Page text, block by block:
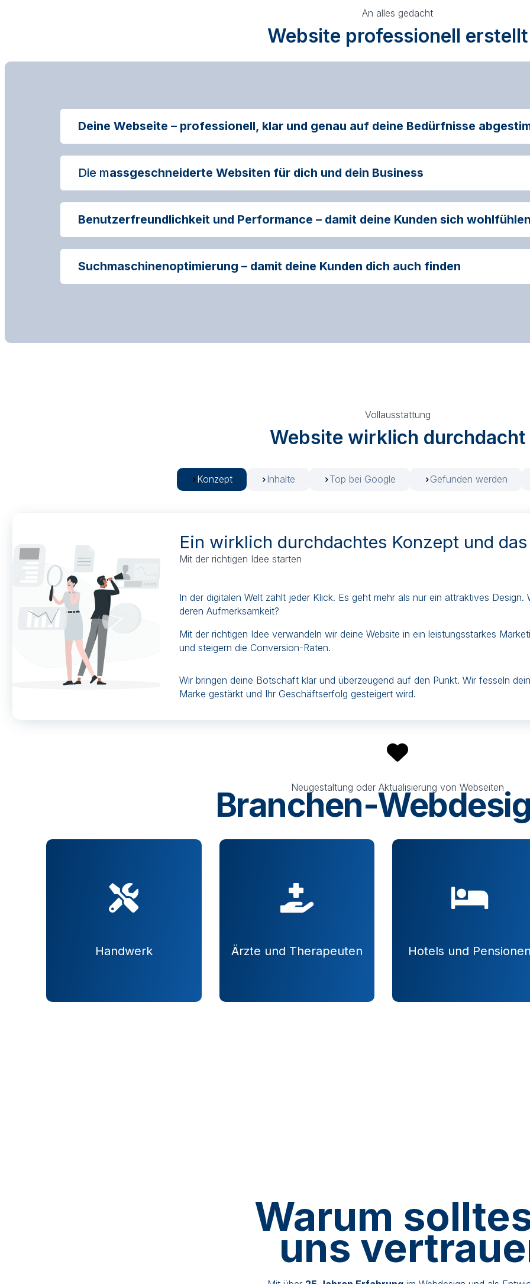
An alles gedacht
Website professionell erstellt
Deine Webseite – professionell, klar und genau auf deine Bedürfnisse
Die massgeschneiderte Websiten für dich und dein Business
Benutzerfreundlichkeit und Performance – damit deine Kunden sich wohlfühlen
Suchmaschinenoptimierung – damit deine Kunden dich auch finden
Vollausstattung
Website wirklich durchdacht
Konzept Inhalte Top bei Google Gefunden werden
Ein wirklich durchdachtes Konzept und
Mit der richtigen Idee starten
In der digitalen Welt zählt jeder Klick. Es geht mehr als nur ein attraktives
deren Aufmerksamkeit?
Mit der richtigen Idee verwandeln wir deine Website in ein leistungsstarkes
und steigern die Conversion-Raten.
Wir bringen deine Botschaft klar und überzeugend auf den Punkt. Wir fesseln
Marke gestärkt und Ihr Geschäftserfolg gesteigert wird.
Neugestaltung oder Aktualisierung von Webseiten
Branchen-
Handwerk Ärzte und Therapeuten Hotels und Pensionen
Warum
uns